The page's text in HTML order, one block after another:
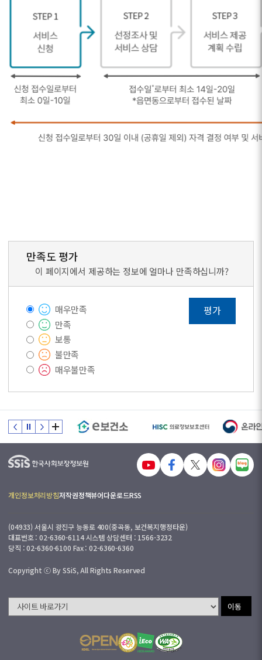
만족도 평가
이 페이지에서 제공하는 정보에 얼마나 만족하십니까?
매우만족
만족
보통
불만족
매우불만족
평가
개인정보처리방침저작권정책뷰어다운로드RSS
(04933) 서울시 광진구 능동로 400(중곡동, 보건복지행정타운)
대표번호 : 02-6360-6114 시스템 상담센터 : 1566-3232
당직 : 02-6360-6100 Fax : 02-6360-6360
Copyright ⓒ By SSiS, All Rights Reserved
이동